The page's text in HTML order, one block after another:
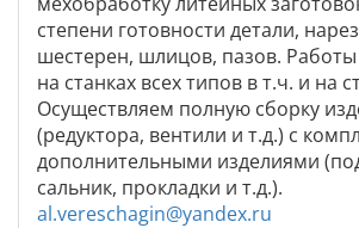
степени готовности детали,
шестерен, шлицов, пазов.
на станках всех типов в т.ч. и на
Осуществляем полную сборку
(редуктора, вентили и т.д.) с
дополнительными изделиями
сальник, прокладки и т.д.).
al.vereschagin@yandex.ru